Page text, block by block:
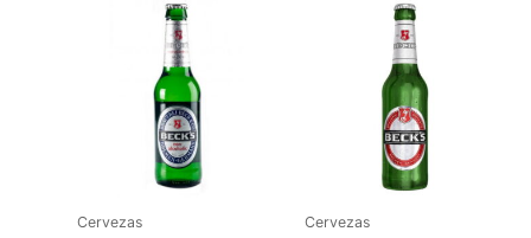
Cervezas Cervezas